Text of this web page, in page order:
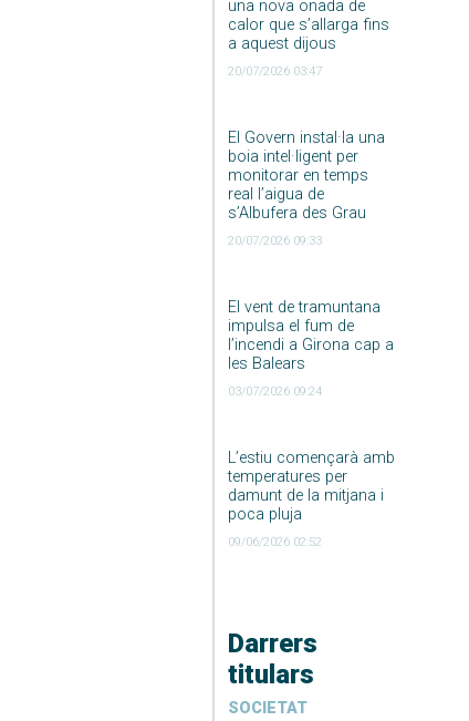
una nova onada de
calor que s’allarga fins
a aquest dijous
20/07/2026 03:47
El Govern instal·la una
boia intel·ligent per
monitorar en temps
real l’aigua de
s’Albufera des Grau
20/07/2026 09:33
El vent de tramuntana
impulsa el fum de
l’incendi a Girona cap a
les Balears
03/07/2026 09:24
L’estiu començarà amb
temperatures per
damunt de la mitjana i
poca pluja
09/06/2026 02:52
Darrers
titulars
SOCIETAT